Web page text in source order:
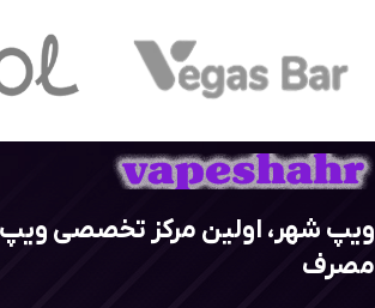
ویپ شهر، اولین مرکز تخصصی ویپ
مصرف